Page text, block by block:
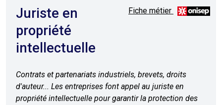
Juriste en
propriété
intellectuelle
Fiche métier
Contrats et partenariats industriels, brevets, droits
d'auteur... Les entreprises font appel au juriste en
propriété intellectuelle pour garantir la protection des